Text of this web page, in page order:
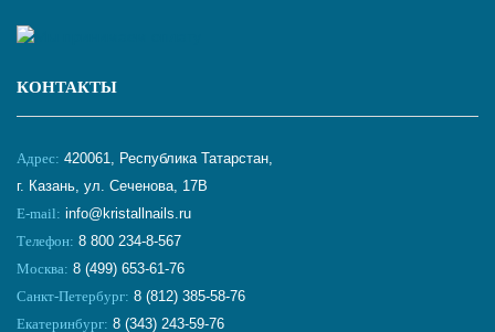
КОНТАКТЫ
Адрес: 420061, Республика Татарстан,
г. Казань, ул. Сеченова, 17В
E-mail: info@kristallnails.ru
Телефон: 8 800 234-8-567
Москва: 8 (499) 653-61-76
Санкт-Петербург: 8 (812) 385-58-76
Екатеринбург: 8 (343) 243-59-76